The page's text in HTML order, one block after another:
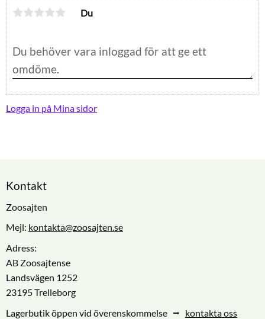
Du
Logga in på Mina sidor
Kontakt
Zoosajten
Mejl: kontakta@zoosajten.se
Adress:
AB Zoosajtense
Landsvägen 1252
23195 Trelleborg
Lagerbutik öppen vid överenskommelse ⭢ kontakta oss